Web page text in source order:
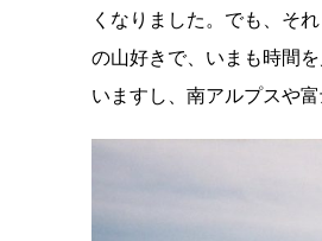
くなりました。でも、そ
の山好きで、いまも時間
いますし、南アルプスや